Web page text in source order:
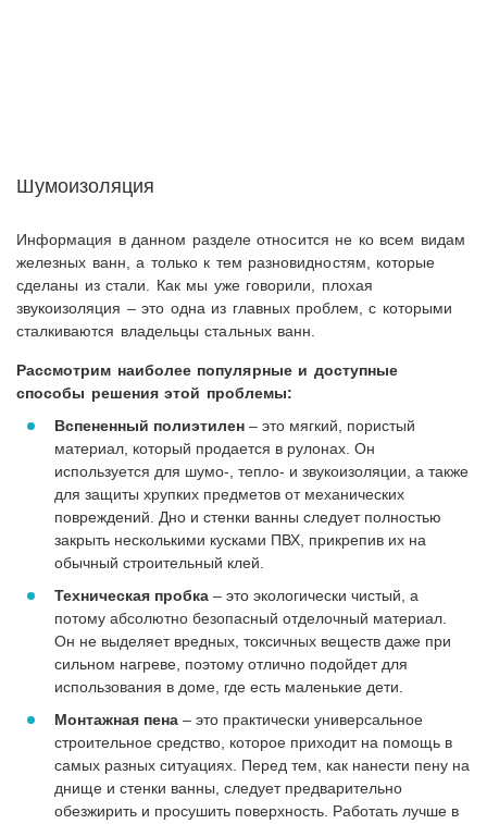
Шумоизоляция
Информация в данном разделе относится не ко всем видам
железных ванн, а только к тем разновидностям, которые
сделаны из стали. Как мы уже говорили, плохая
звукоизоляция – это одна из главных проблем, с которыми
сталкиваются владельцы стальных ванн.
Рассмотрим наиболее популярные и доступные
способы решения этой проблемы:
Вспененный полиэтилен – это мягкий, пористый
материал, который продается в рулонах. Он
используется для шумо-, тепло- и звукоизоляции, а также
для защиты хрупких предметов от механических
повреждений. Дно и стенки ванны следует полностью
закрыть несколькими кусками ПВХ, прикрепив их на
обычный строительный клей.
Техническая пробка – это экологически чистый, а
потому абсолютно безопасный отделочный материал.
Он не выделяет вредных, токсичных веществ даже при
сильном нагреве, поэтому отлично подойдет для
использования в доме, где есть маленькие дети.
Монтажная пена – это практически универсальное
строительное средство, которое приходит на помощь в
самых разных ситуациях. Перед тем, как нанести пену на
днище и стенки ванны, следует предварительно
обезжирить и просушить поверхность. Работать лучше в